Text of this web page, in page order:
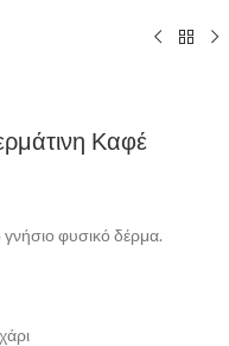
Καφέ
φυσικό δέρμα.